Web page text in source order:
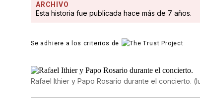
ARCHIVO
Esta historia fue publicada hace más de 7 años.
Se adhiere a los criterios de
Rafael Ithier y Papo Rosario durante el concierto. (